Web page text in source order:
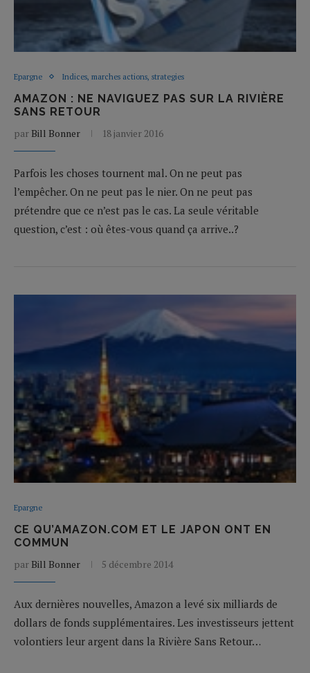
Epargne Indices, marches actions, strategies
AMAZON : NE NAVIGUEZ PAS SUR LA RIVIÈRE
SANS RETOUR
par Bill Bonner 18 janvier 2016
Parfois les choses tournent mal. On ne peut pas
l’empêcher. On ne peut pas le nier. On ne peut pas
prétendre que ce n’est pas le cas. La seule véritable
question, c’est : où êtes-vous quand ça arrive..?
Epargne
CE QU’AMAZON.COM ET LE JAPON ONT EN
COMMUN
par Bill Bonner 5 décembre 2014
Aux dernières nouvelles, Amazon a levé six milliards de
dollars de fonds supplémentaires. Les investisseurs jettent
volontiers leur argent dans la Rivière Sans Retour…